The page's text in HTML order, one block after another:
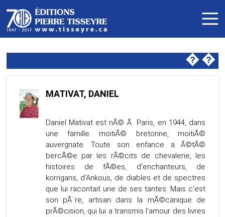
��
MATIVAT, DANIEL
Daniel Mativat est nÃ© Ã Paris, en 1944, dans
une famille moitiÃ© bretonne, moitiÃ©
auvergnate. Toute son enfance a Ã©tÃ©
bercÃ©e par les rÃ©cits de chevalerie, les
histoires de fÃ©es, d'enchanteurs, de
korrigans, d'Ankous, de diables et de spectres
que lui racontait une de ses tantes. Mais c'est
son pÃ¨re, artisan dans la mÃ©canique de
prÃ©cision, qui lui a transmis l'amour des livres